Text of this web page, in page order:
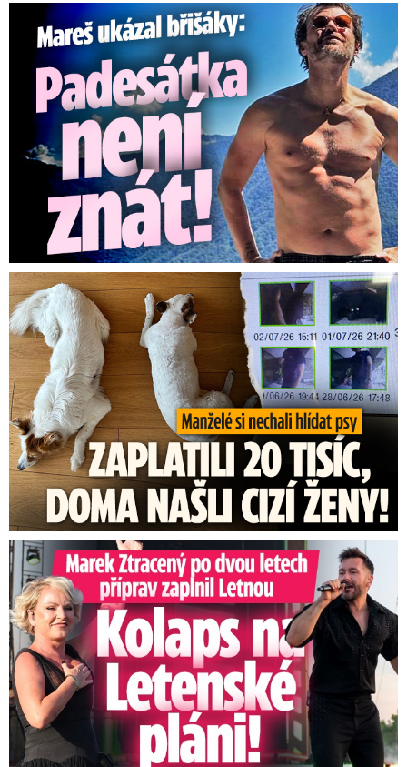
Mareš v dokonalé formě ukázal břišáky: Padesátka není znát
Za hlídání psů zaplatili 20 tisíc, doma našli cizí ženy!
Marek Ztracený na Letné: Pártlová stopla koncert